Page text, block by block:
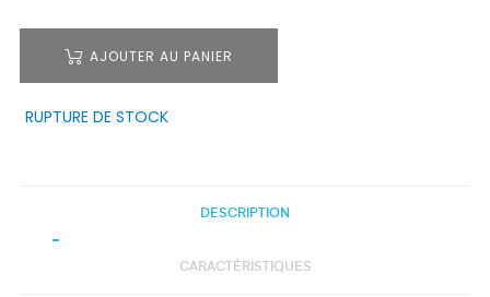
AJOUTER AU PANIER
RUPTURE DE STOCK
DESCRIPTION
CARACTÉRISTIQUES